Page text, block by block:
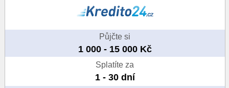
Půjčte si
1 000 - 15 000 Kč
Splatíte za
1 - 30 dní